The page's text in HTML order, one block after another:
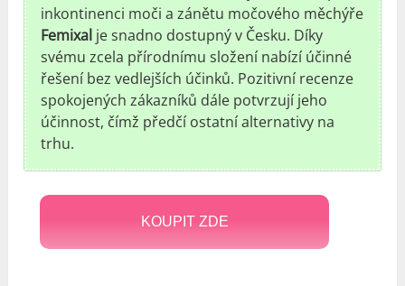
inkontinenci moči a zánětu močového měchýře
Femixal je snadno dostupný v Česku. Díky
svému zcela přírodnímu složení nabízí účinné
řešení bez vedlejších účinků. Pozitivní recenze
spokojených zákazníků dále potvrzují jeho
účinnost, čímž předčí ostatní alternativy na
trhu.
KOUPIT ZDE